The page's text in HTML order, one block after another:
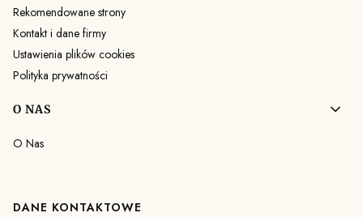
Rekomendowane strony
Kontakt i dane firmy
Ustawienia plików cookies
Polityka prywatności
O NAS
O Nas
DANE KONTAKTOWE